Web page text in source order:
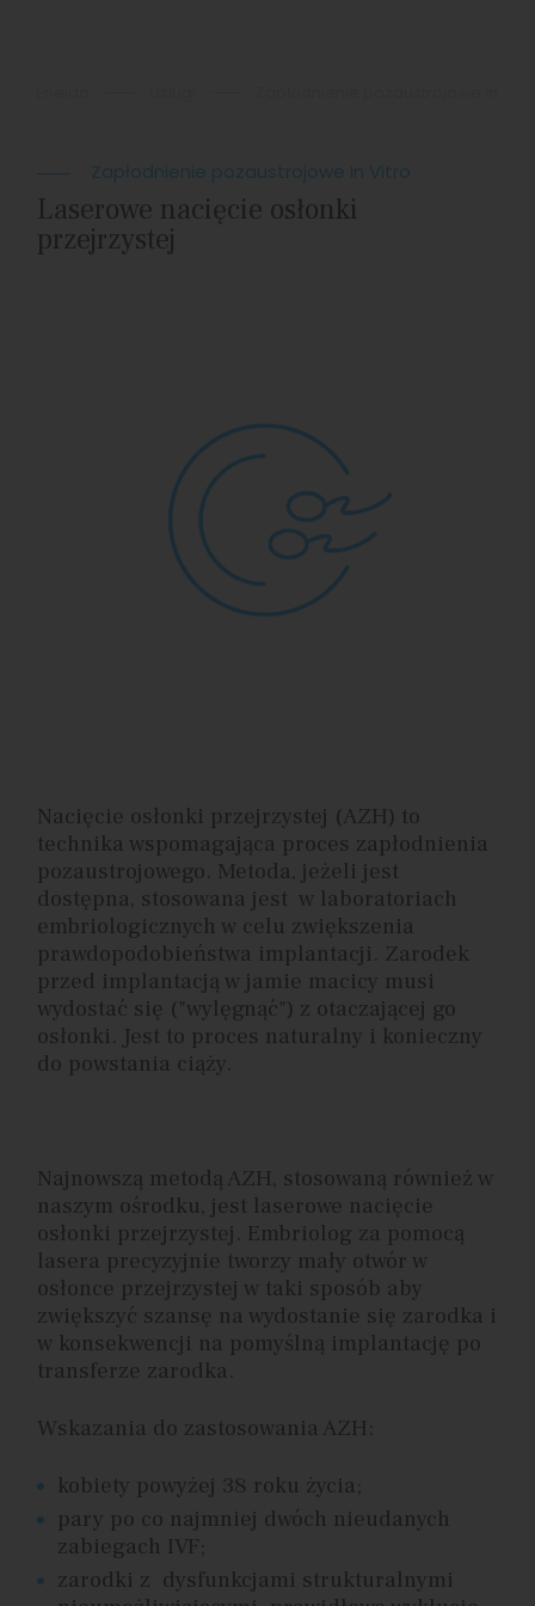
Zapłodnienie pozaustrojowe In Vitro
Laserowe nacięcie osłonki
przejrzystej
Nacięcie osłonki przejrzystej (AZH) to
technika wspomagająca proces zapłodnienia
pozaustrojowego. Metoda, jeżeli jest
dostępna, stosowana jest w laboratoriach
embriologicznych w celu zwiększenia
prawdopodobieństwa implantacji. Zarodek
przed implantacją w jamie macicy musi
wydostać się ("wylęgnąć") z otaczającej go
osłonki. Jest to proces naturalny i konieczny
do powstania ciąży.
Najnowszą metodą AZH, stosowaną również w
naszym ośrodku, jest laserowe nacięcie
osłonki przejrzystej. Embriolog za pomocą
lasera precyzyjnie tworzy mały otwór w
osłonce przejrzystej w taki sposób aby
zwiększyć szansę na wydostanie się zarodka i
w konsekwencji na pomyślną implantację po
transferze zarodka.
Wskazania do zastosowania AZH:
kobiety powyżej 38 roku życia;
pary po co najmniej dwóch nieudanych
zabiegach IVF;
zarodki z dysfunkcjami strukturalnymi